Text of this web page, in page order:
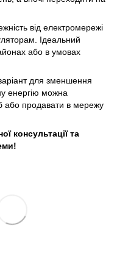
від електромережі
Ідеальний
або в умовах
для зменшення
енергію можна
або продавати в мережу
консультації та